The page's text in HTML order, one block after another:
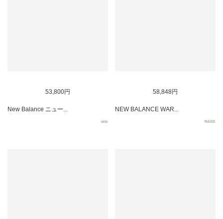
53,800円
New Balance ニュー...
asty
58,848円
NEW BALANCE WAR...
RAISE